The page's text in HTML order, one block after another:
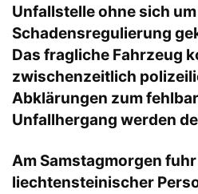
Unfallstelle ohne sich
Schadensregulierung
Das fragliche Fahrzeug
zwischenzeitlich
Abklärungen zum
Unfallhergang werden
Am Samstagmorgen
liechtensteinischer